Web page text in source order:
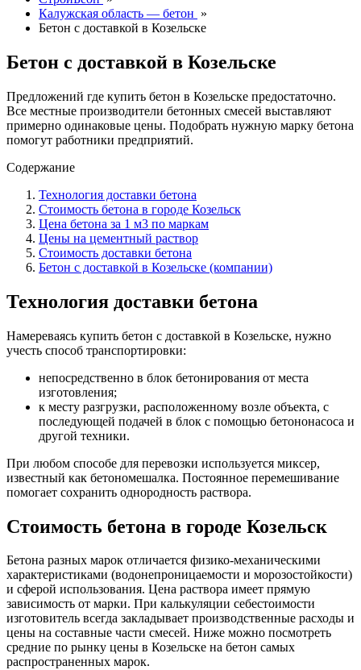
Калужская область — бетон »
Бетон с доставкой в Козельске
Бетон с доставкой в Козельске
Предложений где купить бетон в Козельске предостаточно.
Все местные производители бетонных смесей выставляют
примерно одинаковые цены. Подобрать нужную марку бетона
помогут работники предприятий.
Содержание
Технология доставки бетона
Стоимость бетона в городе Козельск
Цена бетона за 1 м3 по маркам
Цены на цементный раствор
Стоимость доставки бетона
Бетон с доставкой в Козельске (компании)
Технология доставки бетона
Намереваясь купить бетон с доставкой в Козельске, нужно
учесть способ транспортировки:
непосредственно в блок бетонирования от места
изготовления;
к месту разгрузки, расположенному возле объекта, с
последующей подачей в блок с помощью бетононасоса и
другой техники.
При любом способе для перевозки используется миксер,
известный как бетономешалка. Постоянное перемешивание
помогает сохранить однородность раствора.
Стоимость бетона в городе Козельск
Бетона разных марок отличается физико-механическими
характеристиками (водонепроницаемости и морозостойкости)
и сферой использования. Цена раствора имеет прямую
зависимость от марки. При калькуляции себестоимости
изготовитель всегда закладывает производственные расходы и
цены на составные части смесей. Ниже можно посмотреть
средние по рынку цены в Козельске на бетон самых
распространенных марок.